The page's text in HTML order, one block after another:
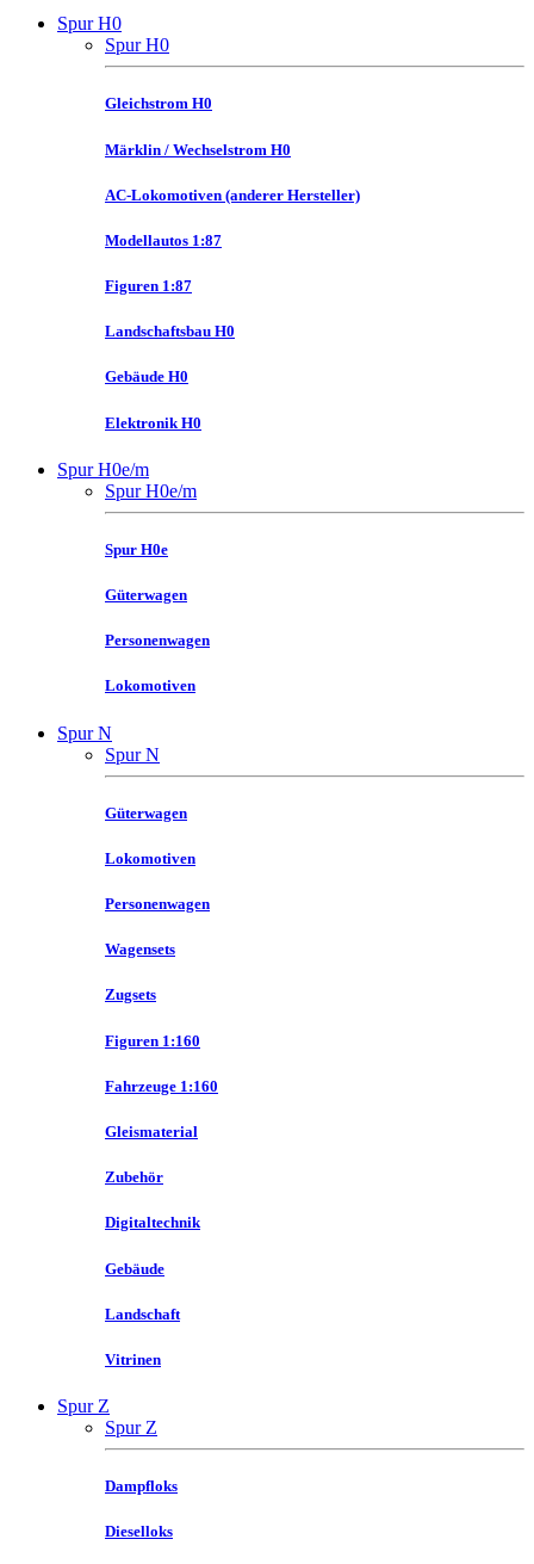
Spur H0
Spur H0
Gleichstrom H0
Märklin / Wechselstrom H0
AC-Lokomotiven (anderer Hersteller)
Modellautos 1:87
Figuren 1:87
Landschaftsbau H0
Gebäude H0
Elektronik H0
Spur H0e/m
Spur H0e/m
Spur H0e
Güterwagen
Personenwagen
Lokomotiven
Spur N
Spur N
Güterwagen
Lokomotiven
Personenwagen
Wagensets
Zugsets
Figuren 1:160
Fahrzeuge 1:160
Gleismaterial
Zubehör
Digitaltechnik
Gebäude
Landschaft
Vitrinen
Spur Z
Spur Z
Dampfloks
Dieselloks